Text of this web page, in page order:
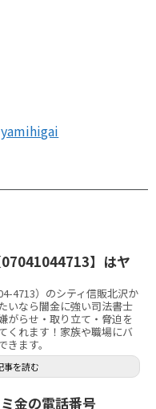
yamihigai
】はヤ
4713）のシティ信販北沢か
いなら闇金に強い司法書士
がらせ・取り立て・脅迫を
くれます！家族や職場にバ
ます。
事を読む
金の電話番号